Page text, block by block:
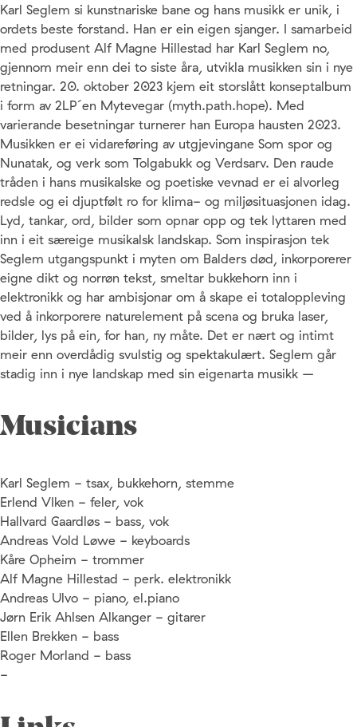
Karl Seglem si kunstnariske bane og hans musikk er unik, i
ordets beste forstand. Han er ein eigen sjanger. I samarbeid
med produsent Alf Magne Hillestad har Karl Seglem no,
gjennom meir enn dei to siste åra, utvikla musikken sin i nye
retningar. 20. oktober 2023 kjem eit storslått konseptalbum
i form av 2LP´en Mytevegar (myth.path.hope). Med
varierande besetningar turnerer han Europa hausten 2023.
Musikken er ei vidareføring av utgjevingane Som spor og
Nunatak, og verk som Tolgabukk og Verdsarv. Den raude
tråden i hans musikalske og poetiske vevnad er ei alvorleg
redsle og ei djuptfølt ro for klima- og miljøsituasjonen idag.
Lyd, tankar, ord, bilder som opnar opp og tek lyttaren med
inn i eit særeige musikalsk landskap. Som inspirasjon tek
Seglem utgangspunkt i myten om Balders død, inkorporerer
eigne dikt og norrøn tekst, smeltar bukkehorn inn i
elektronikk og har ambisjonar om å skape ei totaloppleving
ved å inkorporere naturelement på scena og bruka laser,
bilder, lys på ein, for han, ny måte. Det er nært og intimt
meir enn overdådig svulstig og spektakulært. Seglem går
stadig inn i nye landskap med sin eigenarta musikk –
Musicians
Karl Seglem - tsax, bukkehorn, stemme
Erlend VIken - feler, vok
Hallvard Gaardløs - bass, vok
Andreas Vold Løwe - keyboards
Kåre Opheim - trommer
Alf Magne Hillestad - perk. elektronikk
Andreas Ulvo - piano, el.piano
Jørn Erik Ahlsen Alkanger - gitarer
Ellen Brekken - bass
Roger Morland - bass
-